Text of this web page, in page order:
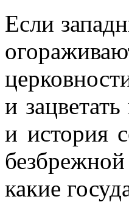
Если
и
и история
какие